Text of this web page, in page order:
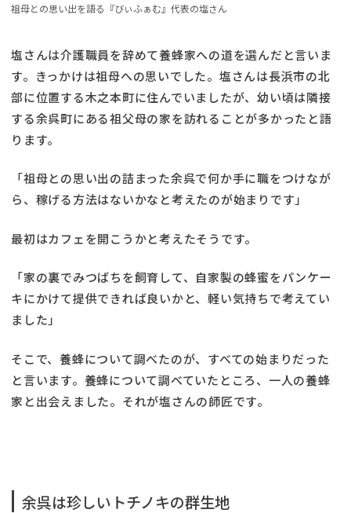
祖母との思い出を語る『びぃふぁむ』代表の塩さん
塩さんは介護職員を辞めて養蜂家への道を選んだと言いま
す。きっかけは祖母への思いでした。塩さんは長浜市の北
部に位置する木之本町に住んでいましたが、幼い頃は隣接
する余呉町にある祖父母の家を訪れることが多かったと語
ります。
「祖母との思い出の詰まった余呉で何か手に職をつけなが
ら、稼げる方法はないかなと考えたのが始まりです」
最初はカフェを開こうかと考えたそうです。
「家の裏でみつばちを飼育して、自家製の蜂蜜をパンケー
キにかけて提供できれば良いかと、軽い気持ちで考えてい
ました」
そこで、養蜂について調べたのが、すべての始まりだった
と言います。養蜂について調べていたところ、一人の養蜂
家と出会えました。それが塩さんの師匠です。
余呉は珍しいトチノキの群生地